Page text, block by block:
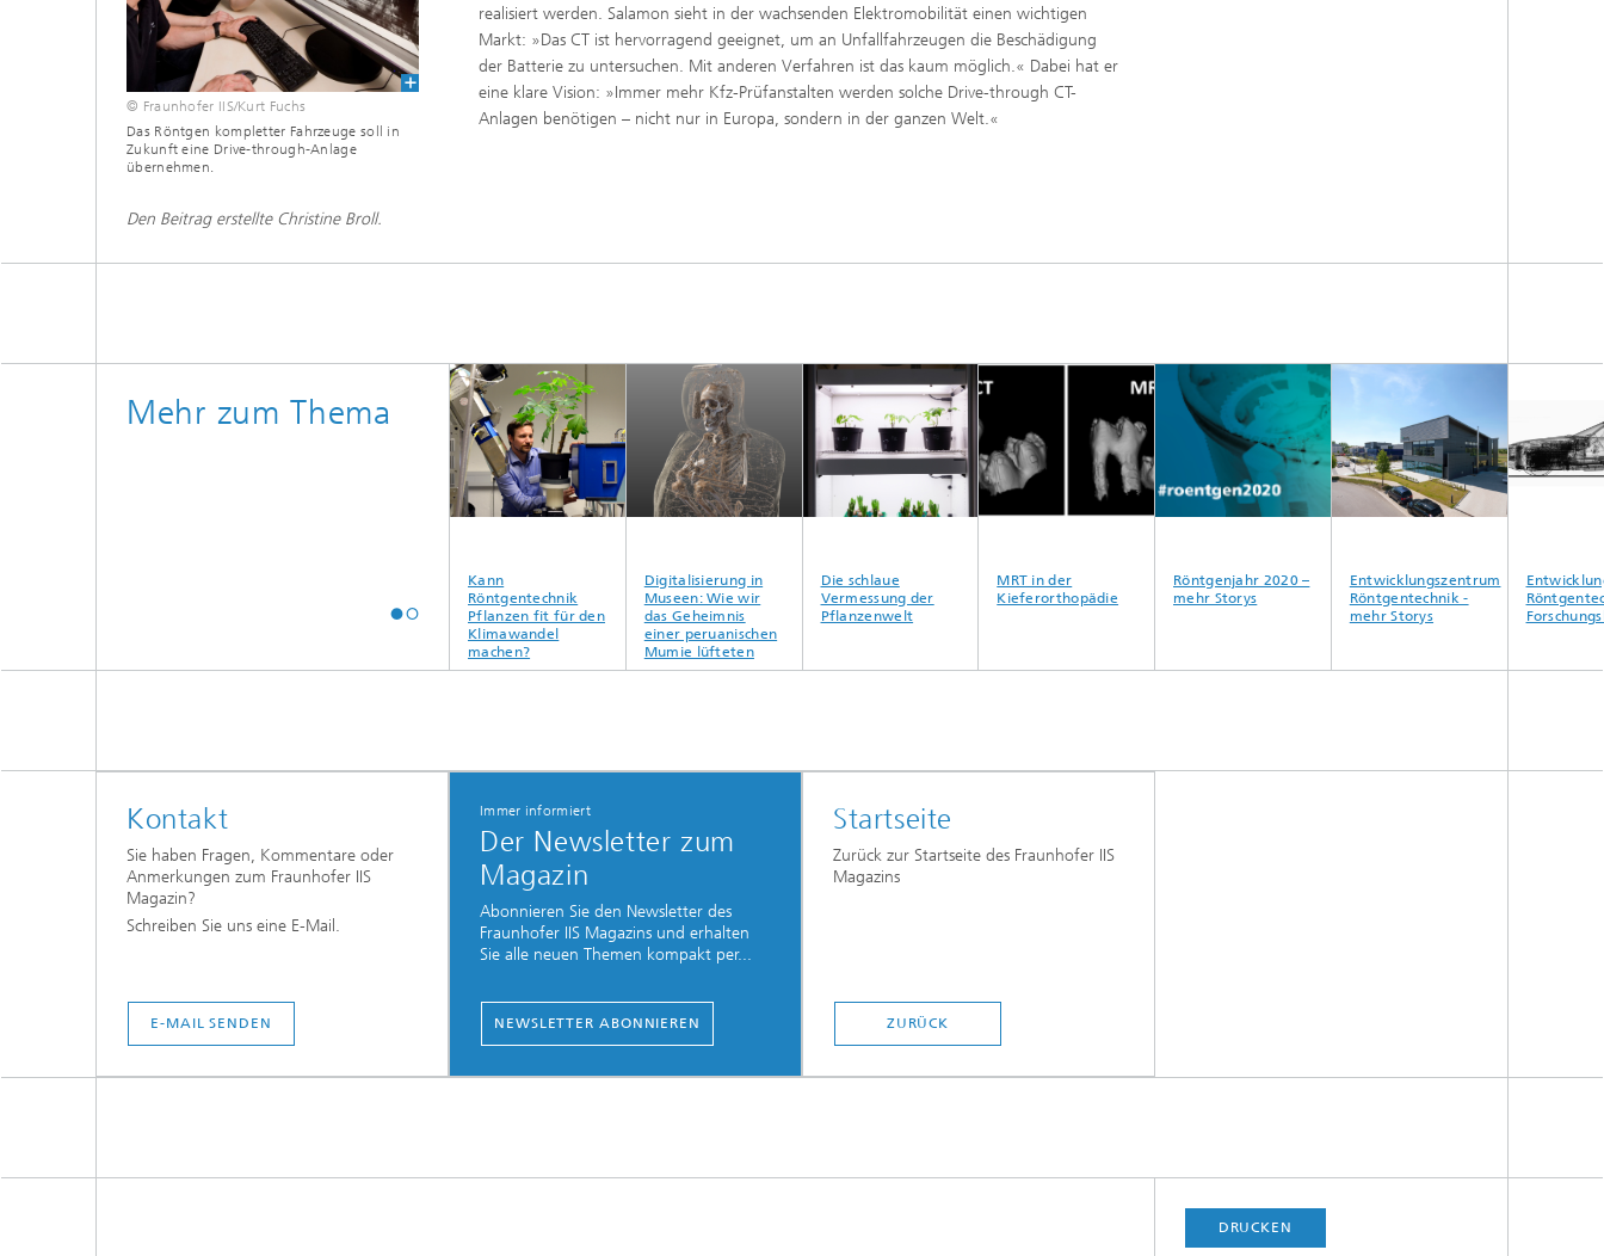
© Fraunhofer IIS/Kurt Fuchs
Das Röntgen kompletter Fahrzeuge soll in
Zukunft eine Drive-through-Anlage
übernehmen.
realisiert werden. Salamon sieht in der wachsenden Elektromobilität einen wichtigen
Markt: »Das CT ist hervorragend geeignet, um an Unfallfahrzeugen die Beschädigung
der Batterie zu untersuchen. Mit anderen Verfahren ist das kaum möglich.« Dabei hat er
eine klare Vision: »Immer mehr Kfz-Prüfanstalten werden solche Drive-through CT-
Anlagen benötigen – nicht nur in Europa, sondern in der ganzen Welt.«
Den Beitrag erstellte Christine Broll.
Mehr zum Thema
Forschungsbereich
Kann
Röntgentechnik
Pflanzen fit für den
Klimawandel
machen?
Digitalisierung in
Museen: Wie wir
das Geheimnis
einer peruanischen
Mumie lüfteten
Die schlaue
Vermessung der
Pflanzenwelt
MRT in der
Kieferorthopädie
Röntgenjahr 2020 –
mehr Storys
Entwicklungszentrum
Röntgentechnik -
mehr Storys
Kontakt
Sie haben Fragen, Kommentare oder
Anmerkungen zum Fraunhofer IIS
Magazin?
Schreiben Sie uns eine E-Mail.
E-MAIL SENDEN
Immer informiert
Der Newsletter zum
Magazin
Abonnieren Sie den Newsletter des
Fraunhofer IIS Magazins und erhalten
Sie alle neuen Themen kompakt per...
NEWSLETTER ABONNIEREN
Startseite
Zurück zur Startseite des Fraunhofer IIS
Magazins
ZURÜCK
DRUCKEN